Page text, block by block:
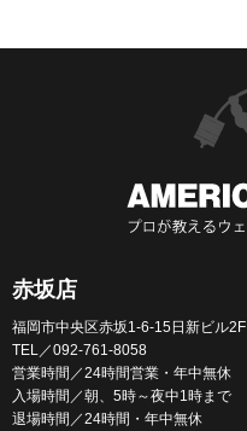
赤坂店
福岡市中央区赤坂1-6-15日新ビル2F
TEL／092-761-8058
営業時間／24時間営業・年中無休
入場時間／朝、5時～夜中1時まで
退場時間／24時間・年中無休